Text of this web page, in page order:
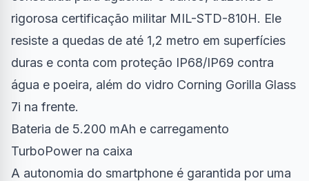
rigorosa certificação militar MIL-STD-810H. Ele
resiste a quedas de até 1,2 metro em superfícies
duras e conta com proteção IP68/IP69 contra
água e poeira, além do vidro Corning Gorilla Glass
7i na frente.
Bateria de 5.200 mAh e carregamento
TurboPower na caixa
A autonomia do smartphone é garantida por uma